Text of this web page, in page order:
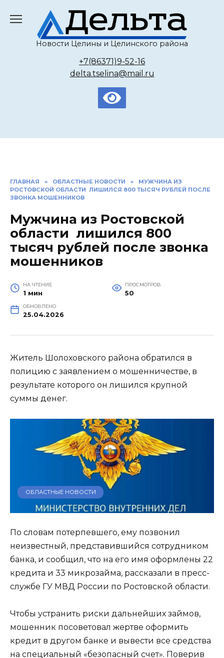
содержанию
Новости Целины и Целинского района
+7(86371)9-52-16
delta.tselina@mail.ru
ГЛАВНАЯ » ОБЛАСТНЫЕ НОВОСТИ »
МУЖЧИНА ИЗ
РОСТОВСКОЙ ОБЛАСТИ ЛИШИЛСЯ 800 ТЫСЯЧ РУБЛЕЙ ПОСЛЕ
ЗВОНКА МОШЕННИКОВ
Мужчина из Ростовской
области лишился 800
тысяч рублей после звонка
мошенников
НА ЧТЕНИЕ
1 мин
ПРОСМОТРОВ
50
ОБНОВЛЕНО
25.04.2026
Житель Шолоховского района обратился в
полицию с заявлением о мошенничестве, в
результате которого он лишился крупной
суммы денег.
ОБЛАСТНЫЕ НОВОСТИ
По словам потерпевшего, ему позвонил
неизвестный, представившийся сотрудником
банка, и сообщил, что на его имя оформлены 22
кредита и 33 микрозайма, рассказали в пресс-
службе ГУ МВД России по Ростовской области.
Чтобы устранить риски дальнейших займов,
мошенник посоветовал жертве оформить
кредит в другом банке и вывести все средства
на специальный «безопасный счет». Поверив